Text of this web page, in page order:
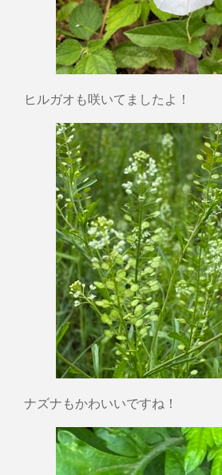
ヒルガオも咲いてましたよ！
ナズナもかわいいですね！